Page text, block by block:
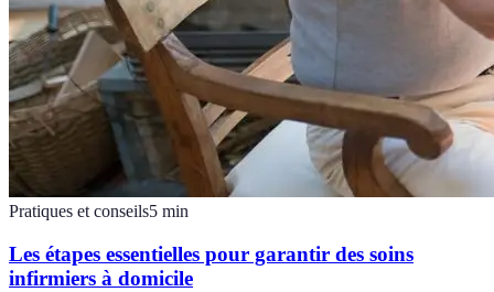
Pratiques et conseils5 min
Les étapes essentielles pour garantir des soins
infirmiers à domicile